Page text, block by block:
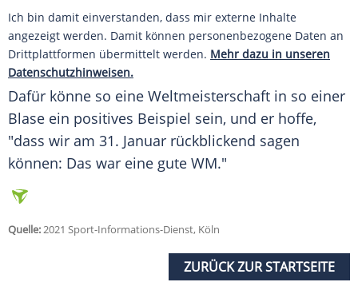
Ich bin damit einverstanden, dass mir externe Inhalte
angezeigt werden. Damit können personenbezogene Daten an
Drittplattformen übermittelt werden. Mehr dazu in unseren
Datenschutzhinweisen.
Dafür könne so eine Weltmeisterschaft in so einer
Blase ein positives Beispiel sein, und er hoffe,
"dass wir am 31. Januar rückblickend sagen
können: Das war eine gute WM."
Quelle:2021 Sport-Informations-Dienst, Köln
ZURÜCK ZUR STARTSEITE